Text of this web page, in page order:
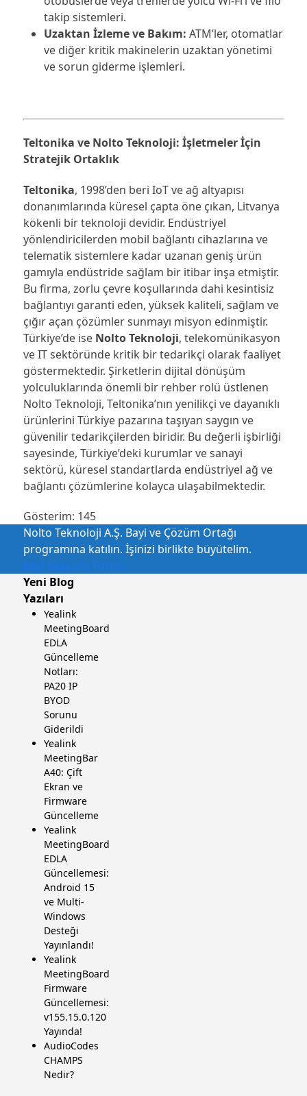
takip sistemleri.
Uzaktan İzleme ve Bakım: ATM’ler, otomatlar
ve diğer kritik makinelerin uzaktan yönetimi
ve sorun giderme işlemleri.
Teltonika ve Nolto Teknoloji: İşletmeler İçin
Stratejik Ortaklık
Teltonika, 1998’den beri IoT ve ağ altyapısı
donanımlarında küresel çapta öne çıkan, Litvanya
kökenli bir teknoloji devidir. Endüstriyel
yönlendiricilerden mobil bağlantı cihazlarına ve
telematik sistemlere kadar uzanan geniş ürün
gamıyla endüstride sağlam bir itibar inşa etmiştir.
Bu firma, zorlu çevre koşullarında dahi kesintisiz
bağlantıyı garanti eden, yüksek kaliteli, sağlam ve
çığır açan çözümler sunmayı misyon edinmiştir.
Türkiye’de ise Nolto Teknoloji, telekomünikasyon
ve IT sektöründe kritik bir tedarikçi olarak faaliyet
göstermektedir. Şirketlerin dijital dönüşüm
yolculuklarında önemli bir rehber rolü üstlenen
Nolto Teknoloji, Teltonika’nın yenilikçi ve dayanıklı
ürünlerini Türkiye pazarına taşıyan saygın ve
güvenilir tedarikçilerden biridir. Bu değerli işbirliği
sayesinde, Türkiye’deki kurumlar ve sanayi
sektörü, küresel standartlarda endüstriyel ağ ve
bağlantı çözümlerine kolayca ulaşabilmektedir.
Gösterim: 145
Nolto Teknoloji A.Ş. Bayi ve Çözüm Ortağı
programına katılın. İşinizi birlikte büyütelim.
Bayi Başvuru Formu
Yeni Blog
Yazıları
Yealink
MeetingBoard
EDLA
Güncelleme
Notları:
PA20 IP
BYOD
Sorunu
Giderildi
Yealink
MeetingBar
A40: Çift
Ekran ve
Firmware
Güncelleme
Yealink
MeetingBoard
EDLA
Güncellemesi:
Android 15
ve Multi-
Windows
Desteği
Yayınlandı!
Yealink
MeetingBoard
Firmware
Güncellemesi:
v155.15.0.120
Yayında!
AudioCodes
CHAMPS
Nedir?